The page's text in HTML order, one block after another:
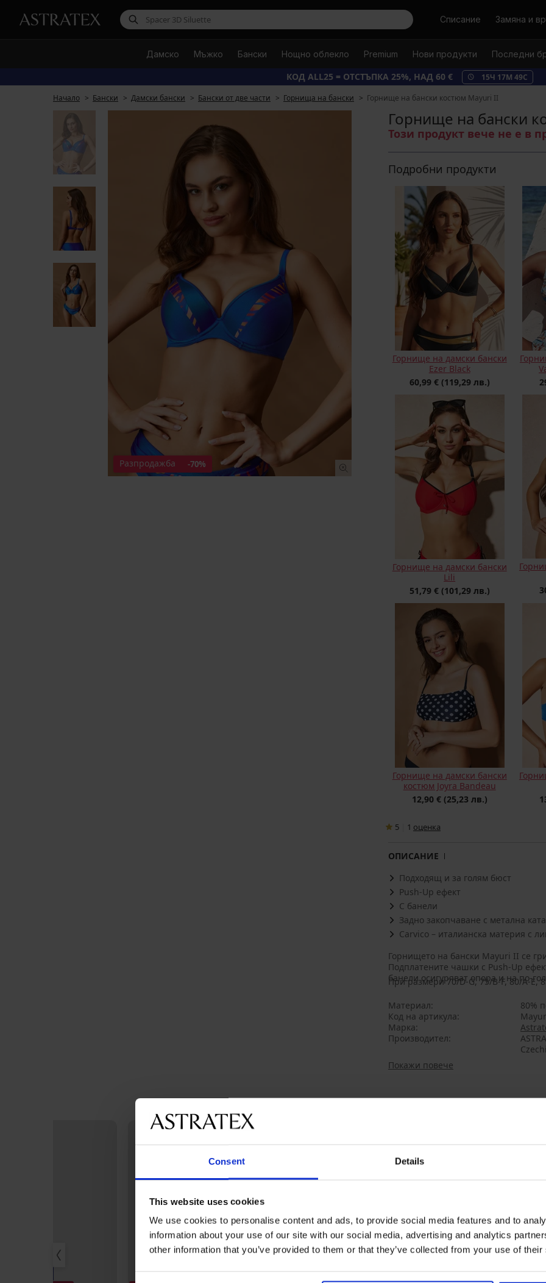
Consent Details
This website uses cookies
We use cookies to personalise content and ads, to provide social media features and to
information about your use of our site with our social media, advertising and analytics
other information that you’ve provided to them or that they’ve collected from your use of
ТърсиСписание Замяна и
Дамско Мъжко Бански Нощно облекло Premium Нови продукти Последни
КОД ALL25 = ОТСТЪПКА 25%, НАД 60 € 15Ч 17М 48С
Начало
Бански Дамски бански Бански от две части Горнища на бански Горнище на бански костюм Mayuri II
Разпродажба -70%
Горнище на бански
Този продукт вече не е в
Подробни продукти
Горнище на дамски бански
Ezer Black
60,99 € (119,29 лв.)
Горнище на дамски бански
Lili
51,79 € (101,29 лв.)
Горнище на дамски бански
костюм Joyra Bandeau
12,90 € (25,23 лв.)
5 1 oценка
ОПИСАНИЕ
Подходящ и за голям бюст
Push-Up ефект
С банели
Задно закопчаване с метална
Carvico – италианска материя с
Горнището на бански Mayuri II се
Подплатените чашки с Push-Up ефект повдигат бюста и го заоблят. Класическите
банели осигуряват опора и на по-
При размери 70/D-G, 75/B-F, 80/A-E,
Материал
80%
Код на артикула
Марка
Производител
Покажи повече
Може да ви хареса
3+1 БЕЗПЛАТНО
3+1 БЕЗПЛАТНО
3+1